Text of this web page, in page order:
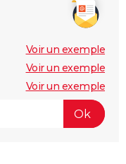
Voir un exemple
Voir un exemple
Voir un exemple